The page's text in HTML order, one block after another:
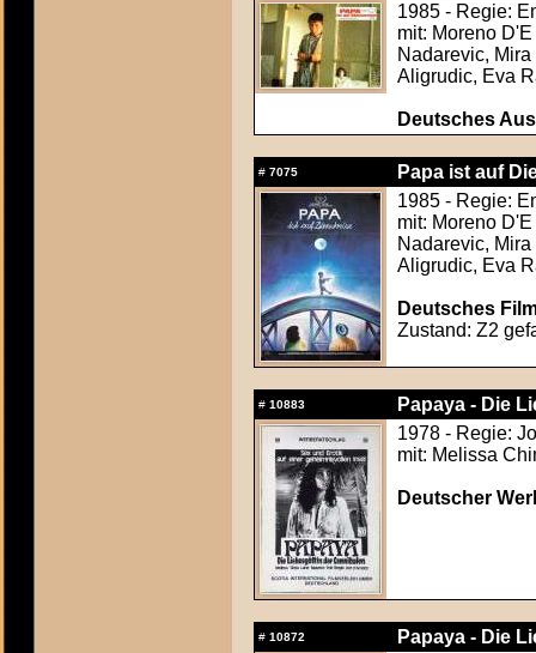
1985 - Regie:
mit: Moreno
Nadarevic,
Aligrudic, Eva
Deutsches
# 7075
Papa ist auf
1985 - Regie:
mit: Moreno
Nadarevic,
Aligrudic, Eva
Deutsches
Zustand: Z2
# 10883
Papaya - Die
1978 - Regie:
mit: Melissa
Deutscher
# 10872
Papaya - Die